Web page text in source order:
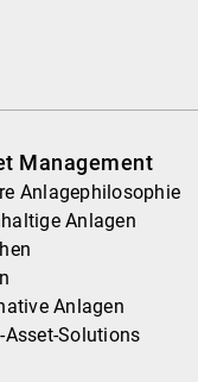
Management
Anlagephilosophie
Anlagen
Anlagen
Asset-Solutions